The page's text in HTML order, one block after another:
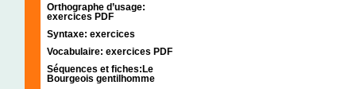
Orthographe d’usage:
exercices PDF
Syntaxe: exercices
Vocabulaire: exercices PDF
Séquences et fiches:Le
Bourgeois gentilhomme